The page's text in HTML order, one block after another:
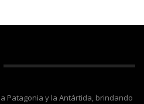
Patagonia y la Antártida, brindando